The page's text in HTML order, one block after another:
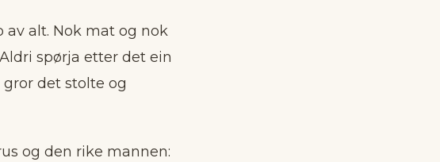
alt. Nok mat og nok
spørja etter det ein
det stolte og
og den rike mannen: